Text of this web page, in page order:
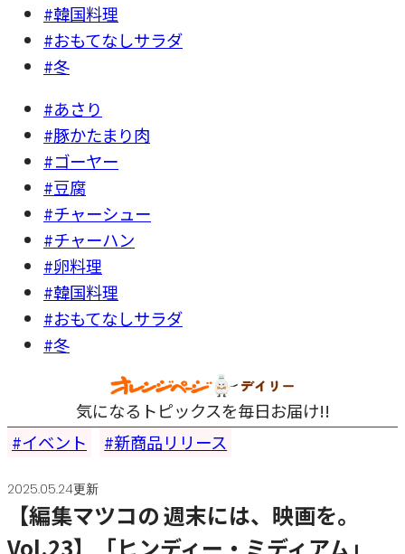
#韓国料理
#おもてなしサラダ
#冬
#あさり
#豚かたまり肉
#ゴーヤー
#豆腐
#チャーシュー
#チャーハン
#卵料理
#韓国料理
#おもてなしサラダ
#冬
気になるトピックスを毎日お届け!!
イベント
新商品リリース
2025.05.24更新
【編集マツコの 週末には、映画を。
Vol.23】「ヒンディー・ミディアム」